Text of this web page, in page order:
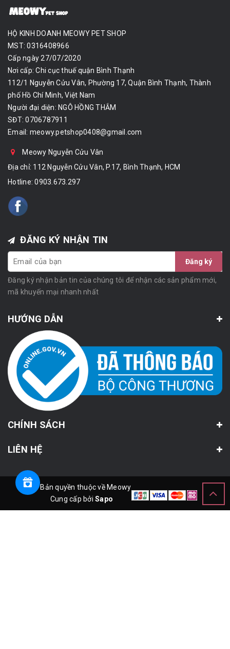
HỘ KINH DOANH MEOWY PET SHOP
MST: 0316408966
Cấp ngày 27/07/2020
Nơi cấp: Chi cục thuế quận Bình Thạnh
112/1 Nguyễn Cửu Vân, Phường 17, Quận Bình Thạnh, Thành
phố Hồ Chí Minh, Việt Nam
Người đại diện: NGÔ HỒNG THẮM
SĐT: 0706787911
Email: meowy.petshop0408@gmail.com
Meowy Nguyễn Cửu Vân
Địa chỉ: 112 Nguyễn Cửu Vân, P.17, Bình Thạnh, HCM
Hotline:0903.673.297
ĐĂNG KÝ NHẬN TIN
Đăng ký
Đăng ký nhận bản tin của chúng tôi để nhận các sản phẩm mới,
mã khuyến mại nhanh nhất
HƯỚNG DẪN
CHÍNH SÁCH
LIÊN HỆ
© Bản quyền thuộc về Meowy
Cung cấp bởiSapo